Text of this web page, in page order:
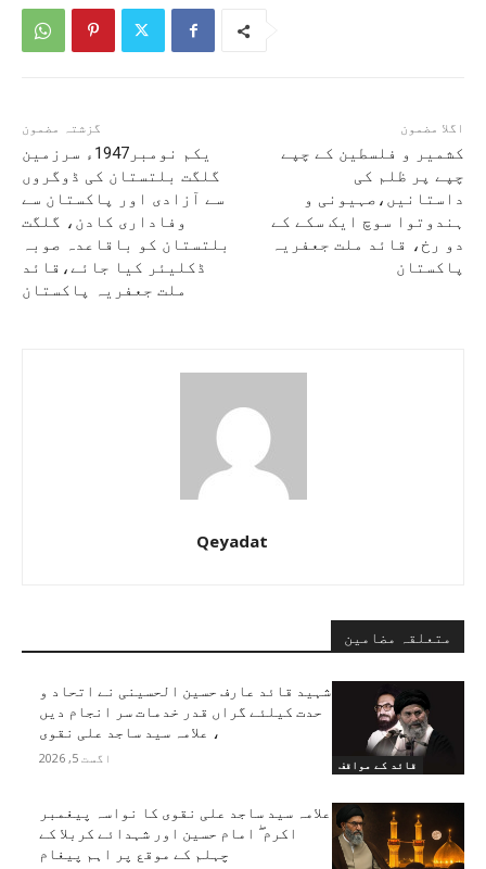
گزشتہ مضمون
یکم نومبر1947ء سرزمین
گلگت بلتستان کی ڈوگروں
سے آزادی اور پاکستان سے
وفاداری کادن، گلگت
بلتستان کو باقاعدہ صوبہ
ڈکلیئر کیا جائے،قائد
ملت جعفریہ پاکستان
اگلا مضمون
کشمیر و فلسطین کے چپے
چپے پر ظلم کی
داستانیں،صہیونی و
ہندوتوا سوچ ایک سکے کے
دو رخ، قائد ملت جعفریہ
پاکستان
Qeyadat
متعلقہ مضامین
قائد کے مواقف
شہید قائد عارف حسین الحسینی نے اتحاد و
حدت کیلئے گراں قدر خدمات سر انجام دیں
، علامہ سید ساجد علی نقوی
اگست 5, 2026
علامہ سید ساجد علی نقوی کا نواسہ پیغمبر
اکرم ۖ امام حسین اور شہدائے کربلا کے
چہلم کے موقع پر اہم پیغام